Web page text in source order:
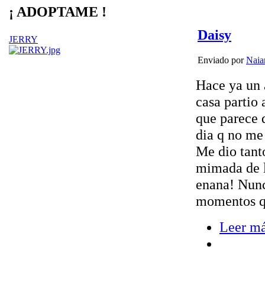
¡ ADOPTAME !
JERRY Daisy
Enviado por
Hace ya un
casa partio
que parece
dia q no
Me dio
mimada de
enana!
momentos
Leer